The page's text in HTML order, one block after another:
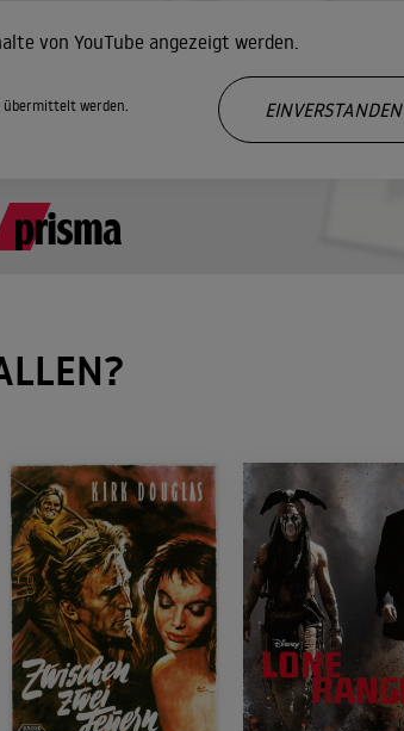
von YouTube angezeigt werden.
übermittelt werden.
EINVERSTANDEN